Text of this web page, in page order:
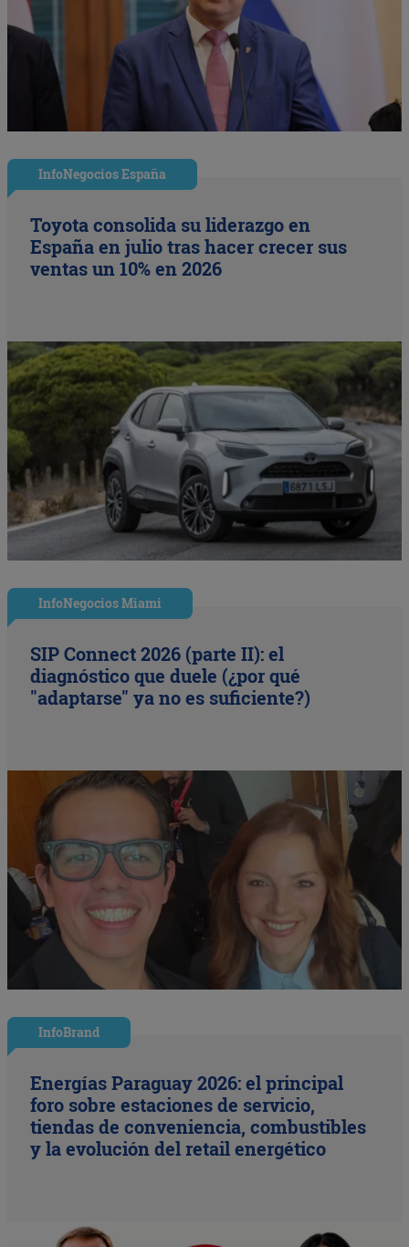
InfoNegocios España
Toyota consolida su liderazgo en
España en julio tras hacer crecer sus
ventas un 10% en 2026
InfoNegocios Miami
SIP Connect 2026 (parte II): el
diagnóstico que duele (¿por qué
"adaptarse" ya no es suficiente?)
InfoBrand
Energías Paraguay 2026: el principal
foro sobre estaciones de servicio,
tiendas de conveniencia, combustibles
y la evolución del retail energético